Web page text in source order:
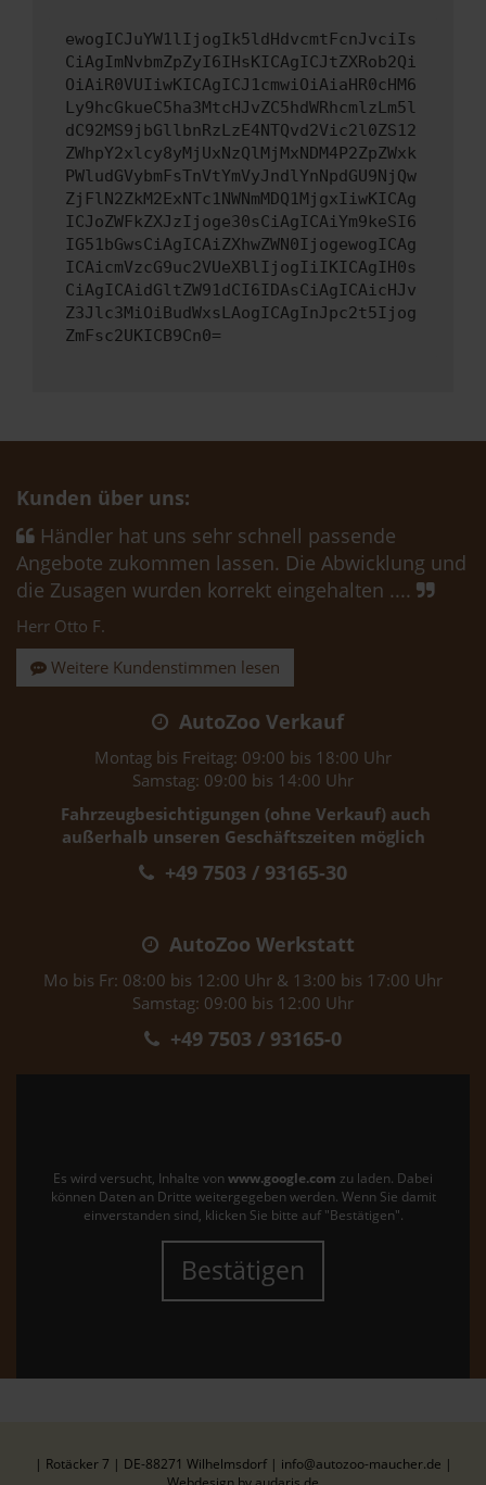
ewogICJuYW1lIjogIk5ldHdvcmtFcnJvciIs
CiAgImNvbmZpZyI6IHsKICAgICJtZXRob2Qi
OiAiR0VUIiwKICAgICJ1cmwiOiAiaHR0cHM6
Ly9hcGkueC5ha3MtcHJvZC5hdWRhcmlzLm5l
dC92MS9jbGllbnRzLzE4NTQvd2Vic2l0ZS12
ZWhpY2xlcy8yMjUxNzQlMjMxNDM4P2ZpZWxk
PWludGVybmFsTnVtYmVyJndlYnNpdGU9NjQw
ZjFlN2ZkM2ExNTc1NWNmMDQ1MjgxIiwKICAg
ICJoZWFkZXJzIjoge30sCiAgICAiYm9keSI6
IG51bGwsCiAgICAiZXhwZWN0IjogewogICAg
ICAicmVzcG9uc2VUeXBlIjogIiIKICAgIH0s
CiAgICAidGltZW91dCI6IDAsCiAgICAicHJv
Z3Jlc3MiOiBudWxsLAogICAgInJpc2t5Ijog
ZmFsc2UKICB9Cn0=
Kunden über uns:
Händler hat uns sehr schnell passende
Angebote zukommen lassen. Die Abwicklung und
die Zusagen wurden korrekt eingehalten ....
Herr Otto F.
Weitere Kundenstimmen lesen
AutoZoo Verkauf
Montag bis Freitag: 09:00 bis 18:00 Uhr
Samstag: 09:00 bis 14:00 Uhr
Fahrzeugbesichtigungen (ohne Verkauf) auch
außerhalb unseren Geschäftszeiten möglich
+49 7503 / 93165-30
AutoZoo Werkstatt
Mo bis Fr: 08:00 bis 12:00 Uhr & 13:00 bis 17:00 Uhr
Samstag: 09:00 bis 12:00 Uhr
+49 7503 / 93165-0
Es wird versucht, Inhalte von www.google.com zu laden. Dabei
können Daten an Dritte weitergegeben werden. Wenn Sie damit
einverstanden sind, klicken Sie bitte auf "Bestätigen".
Bestätigen
| Rotäcker 7 | DE-88271 Wilhelmsdorf | info@autozoo-maucher.de |